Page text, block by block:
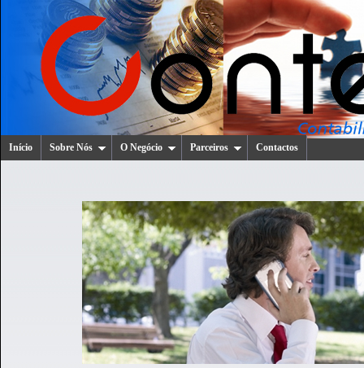
Início Sobre Nós O Negócio Parceiros Contactos